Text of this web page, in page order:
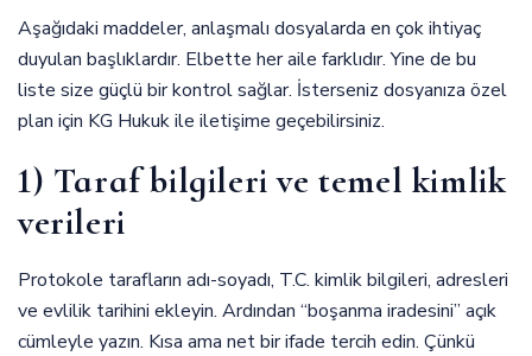
Aşağıdaki maddeler, anlaşmalı dosyalarda en çok ihtiyaç
duyulan başlıklardır. Elbette her aile farklıdır. Yine de bu
liste size güçlü bir kontrol sağlar. İsterseniz dosyanıza özel
plan için KG Hukukile iletişime geçebilirsiniz.
1) Taraf bilgileri ve temel kimlik
verileri
Protokole tarafların adı-soyadı, T.C. kimlik bilgileri, adresleri
ve evlilik tarihini ekleyin. Ardından “boşanma iradesini” açık
cümleyle yazın. Kısa ama net bir ifade tercih edin. Çünkü